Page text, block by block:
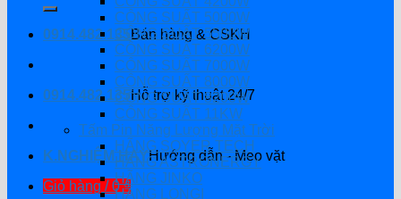
0914.482.135Bán hàng & CSKH
0914.482.135Hỗ trợ kỹ thuật 24/7
K.NGHIỆM HAYHướng dẫn - Mẹo vặt
Giỏ hàng /0₫
CÔNG SUẤT 5000W
CÔNG SUẤT 5500W
CÔNG SUẤT 6200W
CÔNG SUẤT 7000W
CÔNG SUẤT 8000W
CÔNG SUẤT 8200W
CÔNG SUẤT 11KW
Tấm Pin Năng Lượng Mặt Trời
HÃNG SOYER TECH
HÃNG ASTRONERGY
HÃNG JINKO
HÃNG LONGI